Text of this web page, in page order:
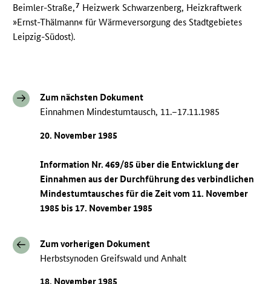
Beimler-Straße,7 Heizwerk Schwarzenberg, Heizkraftwerk
»Ernst-Thälmann« für Wärmeversorgung des Stadtgebietes
Leipzig-Südost).
Zum nächsten Dokument
Einnahmen Mindestumtausch, 11.–17.11.1985
20. November 1985
Information Nr. 469/85 über die Entwicklung der
Einnahmen aus der Durchführung des verbindlichen
Mindestumtausches für die Zeit vom 11. November
1985 bis 17. November 1985
Zum vorherigen Dokument
Herbstsynoden Greifswald und Anhalt
18. November 1985